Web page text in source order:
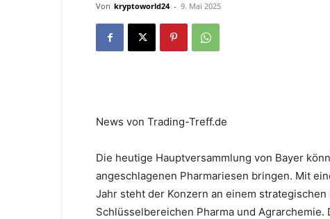
Von kryptoworld24 - 9. Mai 2025
News von Trading-Treff.de
Die heutige Hauptversammlung von Bayer
angeschlagenen Pharmariesen bringen. Mit
Jahr steht der Konzern an einem
Schlüsselbereichen Pharma und